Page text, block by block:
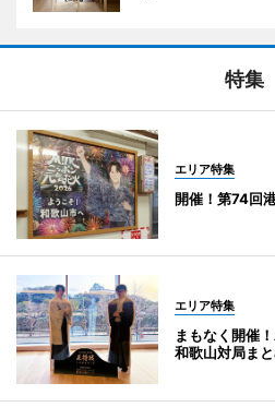
特集
エリア特集
開催！第74回
エリア特集
まもなく開催
和歌山対局ま